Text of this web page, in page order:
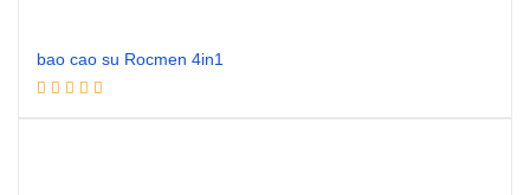
bao cao su Rocmen 4in1